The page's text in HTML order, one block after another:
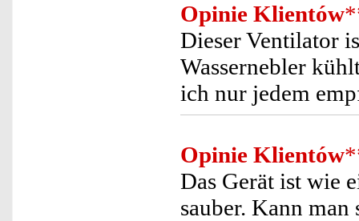
Opinie Klientów
Dieser Ventilator
Wassernebler
ich nur jedem
Opinie Klientów
Das Gerät ist wie
sauber. Kann